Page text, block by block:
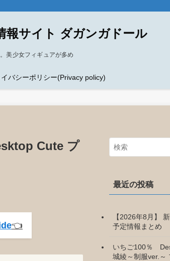
報サイト ダガンガドール
美少女フィギュアが多め
バシーポリシー(Privacy policy)
Cute プ
👈️
最近の投稿
【2026年8月】
予定情報まとめ
いちご100％
城綾～制服ver.～